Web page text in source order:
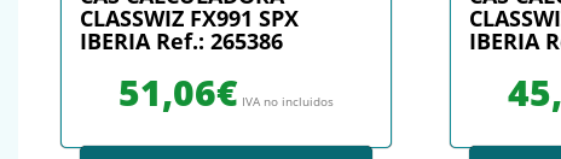
CLASSWIZ FX991 SPX
IBERIA Ref.: 265386
51,06€ IVA no incluidos
IBERIA